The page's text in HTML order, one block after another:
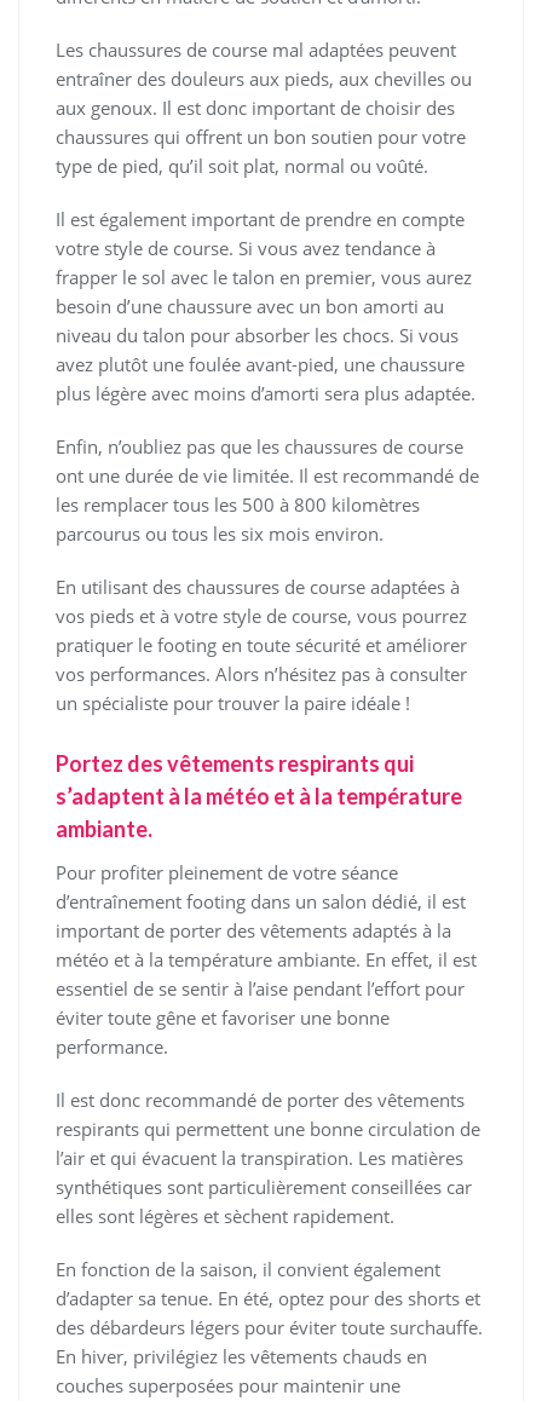
Les chaussures de course mal adaptées peuvent
entraîner des douleurs aux pieds, aux chevilles ou
aux genoux. Il est donc important de choisir des
chaussures qui offrent un bon soutien pour votre
type de pied, qu’il soit plat, normal ou voûté.
Il est également important de prendre en compte
votre style de course. Si vous avez tendance à
frapper le sol avec le talon en premier, vous aurez
besoin d’une chaussure avec un bon amorti au
niveau du talon pour absorber les chocs. Si vous
avez plutôt une foulée avant-pied, une chaussure
plus légère avec moins d’amorti sera plus adaptée.
Enfin, n’oubliez pas que les chaussures de course
ont une durée de vie limitée. Il est recommandé de
les remplacer tous les 500 à 800 kilomètres
parcourus ou tous les six mois environ.
En utilisant des chaussures de course adaptées à
vos pieds et à votre style de course, vous pourrez
pratiquer le footing en toute sécurité et améliorer
vos performances. Alors n’hésitez pas à consulter
un spécialiste pour trouver la paire idéale !
Portez des vêtements respirants qui
s’adaptent à la météo et à la température
ambiante.
Pour profiter pleinement de votre séance
d’entraînement footing dans un salon dédié, il est
important de porter des vêtements adaptés à la
météo et à la température ambiante. En effet, il est
essentiel de se sentir à l’aise pendant l’effort pour
éviter toute gêne et favoriser une bonne
performance.
Il est donc recommandé de porter des vêtements
respirants qui permettent une bonne circulation de
l’air et qui évacuent la transpiration. Les matières
synthétiques sont particulièrement conseillées car
elles sont légères et sèchent rapidement.
En fonction de la saison, il convient également
d’adapter sa tenue. En été, optez pour des shorts et
des débardeurs légers pour éviter toute surchauffe.
En hiver, privilégiez les vêtements chauds en
couches superposées pour maintenir une